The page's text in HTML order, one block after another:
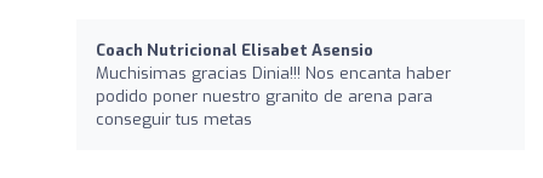
Coach Nutricional Elisabet Asensio
Muchisimas gracias Dinia!!! Nos encanta haber
podido poner nuestro granito de arena para
conseguir tus metas